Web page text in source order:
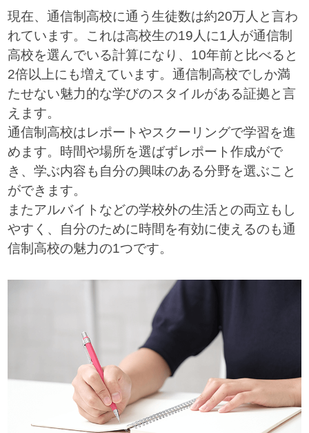
現在、通信制高校に通う生徒数は約20万人と言わ
れています。これは高校生の19人に1人が通信制
高校を選んでいる計算になり、10年前と比べると
2倍以上にも増えています。通信制高校でしか満
たせない魅力的な学びのスタイルがある証拠と言
えます。
通信制高校はレポートやスクーリングで学習を進
めます。時間や場所を選ばずレポート作成がで
き、学ぶ内容も自分の興味のある分野を選ぶこと
ができます。
またアルバイトなどの学校外の生活との両立もし
やすく、自分のために時間を有効に使えるのも通
信制高校の魅力の1つです。